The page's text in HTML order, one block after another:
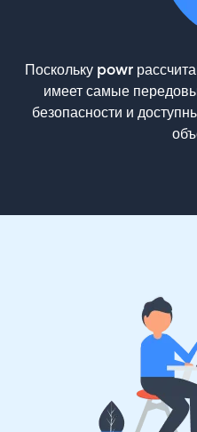
Поскольку powr
имеет самые
безопасности и